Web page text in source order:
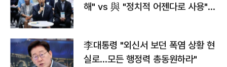
해" vs 與 "정치적 어젠다로 사용"
李대통령 "외신서 보던 폭염 상황 현
실로…모든 행정력 총동원하라"